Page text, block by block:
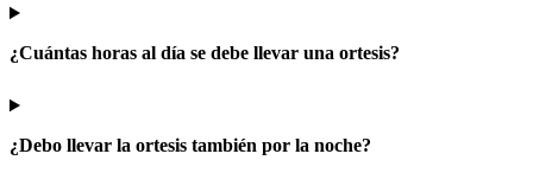
¿Cuántas horas al día se debe llevar una ortesis?
¿Debo llevar la ortesis también por la noche?